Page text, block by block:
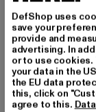
Gelegenheid:
Type huls:
Details:
Cut: Regelmatig
Merk: Felicious
Kategori: Sweat
Kleur: schwarz
DefShop uses
save your
provide and
advertising. In
or to use
your data in the
the EU data
this, click on
agree to this.